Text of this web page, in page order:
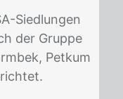
Sied­lun­gen
der Grup­pe
Pet­kum